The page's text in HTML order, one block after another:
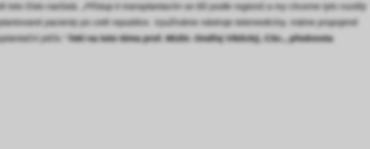
toto číslo narůstá.
„Přístup k transplantacím se liší podle regionů a my chceme tyto rozdíly
pacienty po celé republice. Využíváme nástroje telemedicíny, máme propojené
péče,“
řekl na toto téma prof. MUDr. Ondřej Viklický, CSc., přednosta